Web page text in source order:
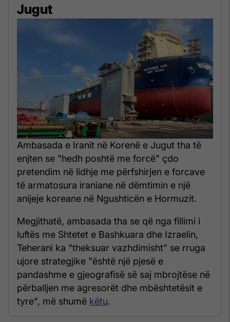
Jugut
Ambasada e Iranit në Korenë e Jugut tha të
enjten se "hedh poshtë me forcë" çdo
pretendim në lidhje me përfshirjen e forcave
të armatosura iraniane në dëmtimin e një
anijeje koreane në Ngushticën e Hormuzit.
Megjithatë, ambasada tha se që nga fillimi i
luftës me Shtetet e Bashkuara dhe Izraelin,
Teherani ka "theksuar vazhdimisht" se rruga
ujore strategjike "është një pjesë e
pandashme e gjeografisë së saj mbrojtëse në
përballjen me agresorët dhe mbështetësit e
tyre", më shumë këtu.